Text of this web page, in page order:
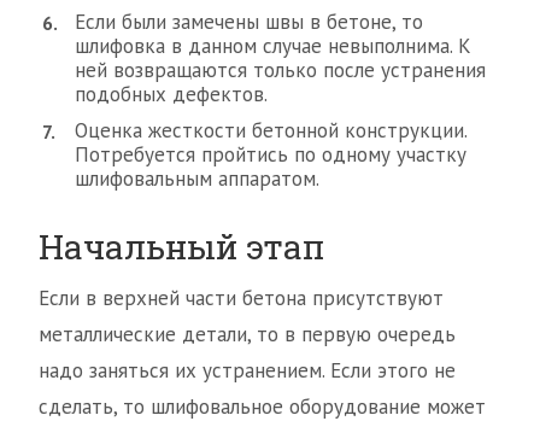
Если были замечены швы в бетоне, то
шлифовка в данном случае невыполнима. К
ней возвращаются только после устранения
подобных дефектов.
Оценка жесткости бетонной конструкции.
Потребуется пройтись по одному участку
шлифовальным аппаратом.
Начальный этап
Если в верхней части бетона присутствуют
металлические детали, то в первую очередь
надо заняться их устранением. Если этого не
сделать, то шлифовальное оборудование может